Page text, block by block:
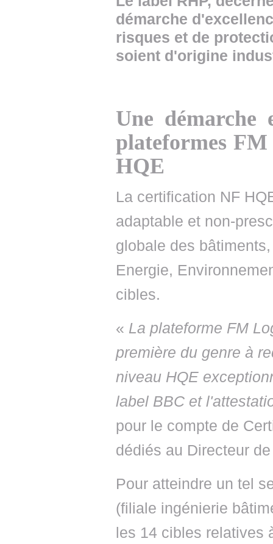
démarche
risques et de
soient d'origine
Une démarche
plateformes
HQE
La certification NF
adaptable et non-
globale des
Energie,
cibles.
« La plateforme FM
première du genre à
niveau HQE
label BBC et
pour le compte de
dédiés au Directeur
Pour atteindre un tel
(filiale ingénierie
les 14 cibles relatives